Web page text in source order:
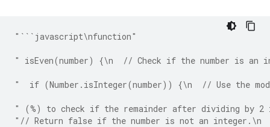
"```javascript\nfunction"
" isEven(number) {\n  // Check if the number is an
"  if (Number.isInteger(number)) {\n  // Use the
" (%) to check if the remainder after dividing by
"// Return false if the number is not an integer.\n